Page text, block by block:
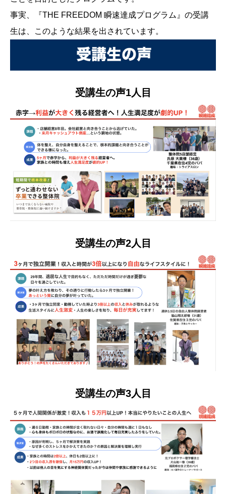
事実、『THE FREEDOM 瞬速達成プログラム』の受講
生は、このような結果を出されています。
受講生の声1人目
受講生の声2人目
受講生の声3人目